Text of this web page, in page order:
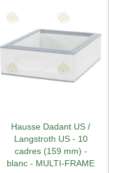
Hausse Dadant US /
Langstroth US - 10
cadres (159 mm) -
blanc - MULTI-FRAME